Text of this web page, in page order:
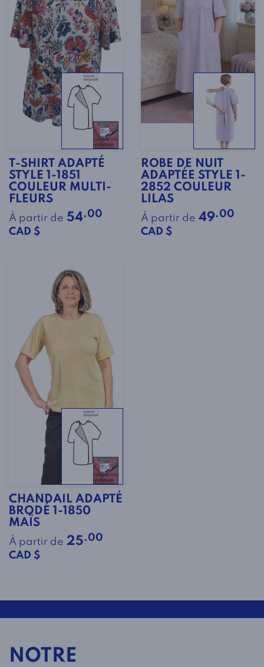
T-SHIRT ADAPTÉ
STYLE 1-1851
COULEUR MULTI-
FLEURS
À partir de 54.00
CAD $
ROBE DE NUIT
ADAPTÉE STYLE 1-
2852 COULEUR
LILAS
À partir de 49.00
CAD $
CHANDAIL ADAPTÉ
BRODÉ 1-1850
MAÏS
À partir de 25.00
CAD $
NOTRE